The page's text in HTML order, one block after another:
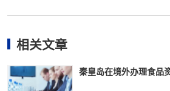
相关文章
秦皇岛在境外办理食品